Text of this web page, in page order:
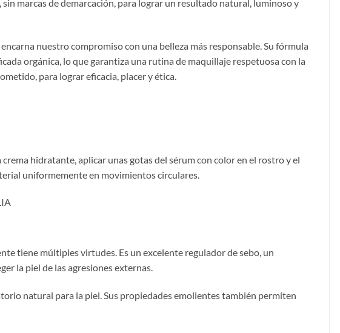
marcas de demarcación, para lograr un resultado natural, luminoso y
nuestro compromiso con una belleza más responsable. Su fórmula
orgánica, lo que garantiza una rutina de maquillaje respetuosa con la
para lograr eficacia, placer y ética.
hidratante, aplicar unas gotas del sérum con color en el rostro y el
uniformemente en movimientos circulares.
tiene múltiples virtudes. Es un excelente regulador de sebo, un
la piel de las agresiones externas.
natural para la piel. Sus propiedades emolientes también permiten